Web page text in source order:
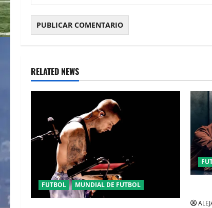
RELATED NEWS
FUTBOL MUNDIAL DE FUTBOL